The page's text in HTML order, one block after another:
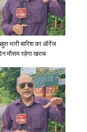
भारी बारिश का ऑरेंज
मौसम रहेगा खराब